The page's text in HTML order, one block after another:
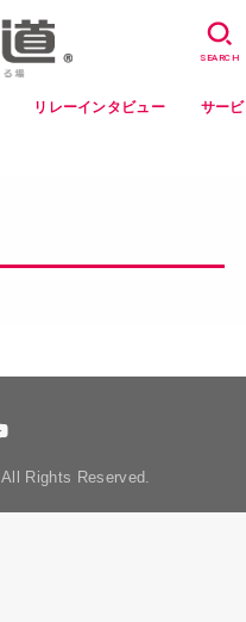
リレーインタビュー サー
SEARCH
All Rights Reserved.